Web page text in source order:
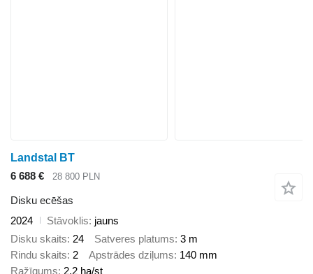
Landstal BT
6 688 €
28 800 PLN
Disku ecēšas
2024
Stāvoklis jauns
Disku skaits 24 Satveres platums 3 m
Rindu skaits 2 Apstrādes dziļums 140 mm
Ražīgums 2,2 ha/st